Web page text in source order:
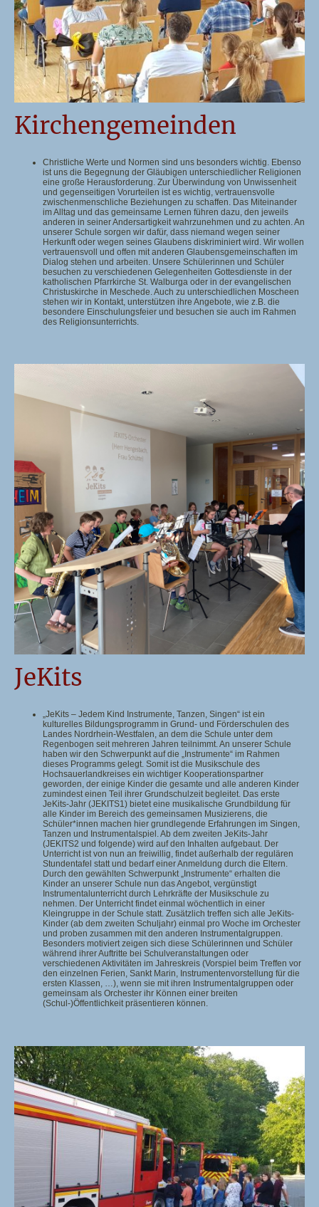
Kirchengemeinden
Christliche Werte und Normen sind uns besonders wichtig. Ebenso
ist uns die Begegnung der Gläubigen unterschiedlicher Religionen
eine große Herausforderung. Zur Überwindung von Unwissenheit
und gegenseitigen Vorurteilen ist es wichtig, vertrauensvolle
zwischenmenschliche Beziehungen zu schaffen. Das Miteinander
im Alltag und das gemeinsame Lernen führen dazu, den jeweils
anderen in seiner Andersartigkeit wahrzunehmen und zu achten. An
unserer Schule sorgen wir dafür, dass niemand wegen seiner
Herkunft oder wegen seines Glaubens diskriminiert wird. Wir wollen
vertrauensvoll und offen mit anderen Glaubensgemeinschaften im
Dialog stehen und arbeiten. Unsere Schülerinnen und Schüler
besuchen zu verschiedenen Gelegenheiten Gottesdienste in der
katholischen Pfarrkirche St. Walburga oder in der evangelischen
Christuskirche in Meschede. Auch zu unterschiedlichen Moscheen
stehen wir in Kontakt, unterstützen ihre Angebote, wie z.B. die
besondere Einschulungsfeier und besuchen sie auch im Rahmen
des Religionsunterrichts.
JeKits
„JeKits – Jedem Kind Instrumente, Tanzen, Singen“ ist ein
kulturelles Bildungsprogramm in Grund- und Förderschulen des
Landes Nordrhein-Westfalen, an dem die Schule unter dem
Regenbogen seit mehreren Jahren teilnimmt. An unserer Schule
haben wir den Schwerpunkt auf die „Instrumente“ im Rahmen
dieses Programms gelegt. Somit ist die Musikschule des
Hochsauerlandkreises ein wichtiger Kooperationspartner
geworden, der einige Kinder die gesamte und alle anderen Kinder
zumindest einen Teil ihrer Grundschulzeit begleitet. Das erste
JeKits-Jahr (JEKITS1) bietet eine musikalische Grundbildung für
alle Kinder im Bereich des gemeinsamen Musizierens, die
Schüler*innen machen hier grundlegende Erfahrungen im Singen,
Tanzen und Instrumentalspiel. Ab dem zweiten JeKits-Jahr
(JEKITS2 und folgende) wird auf den Inhalten aufgebaut. Der
Unterricht ist von nun an freiwillig, findet außerhalb der regulären
Stundentafel statt und bedarf einer Anmeldung durch die Eltern.
Durch den gewählten Schwerpunkt „Instrumente“ erhalten die
Kinder an unserer Schule nun das Angebot, vergünstigt
Instrumentalunterricht durch Lehrkräfte der Musikschule zu
nehmen. Der Unterricht findet einmal wöchentlich in einer
Kleingruppe in der Schule statt. Zusätzlich treffen sich alle JeKits-
Kinder (ab dem zweiten Schuljahr) einmal pro Woche im Orchester
und proben zusammen mit den anderen Instrumentalgruppen.
Besonders motiviert zeigen sich diese Schülerinnen und Schüler
während ihrer Auftritte bei Schulveranstaltungen oder
verschiedenen Aktivitäten im Jahreskreis (Vorspiel beim Treffen vor
den einzelnen Ferien, Sankt Marin, Instrumentenvorstellung für die
ersten Klassen, …), wenn sie mit ihren Instrumentalgruppen oder
gemeinsam als Orchester ihr Können einer breiten
(Schul-)Öffentlichkeit präsentieren können.